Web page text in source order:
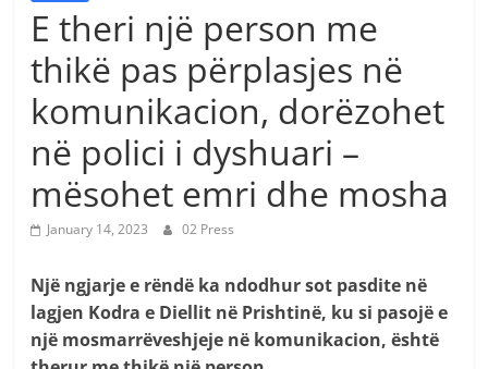
E theri një person me
thikë pas përplasjes në
komunikacion, dorëzohet
në polici i dyshuari –
mësohet emri dhe mosha
January 14, 2023 02 Press
Një ngjarje e rëndë ka ndodhur sot pasdite në
lagjen Kodra e Diellit në Prishtinë, ku si pasojë e
një mosmarrëveshjeje në komunikacion, është